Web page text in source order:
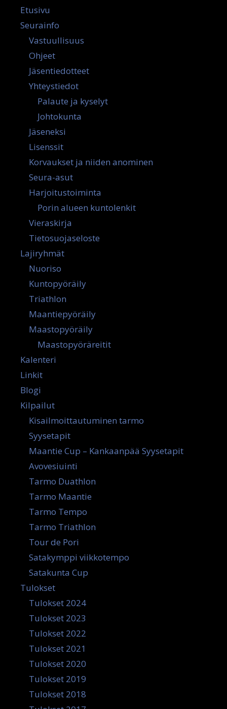
Etusivu
Seurainfo
Vastuullisuus
Ohjeet
Jäsentiedotteet
Yhteystiedot
Palaute ja kyselyt
Johtokunta
Jäseneksi
Lisenssit
Korvaukset ja niiden anominen
Seura-asut
Harjoitustoiminta
Porin alueen kuntolenkit
Vieraskirja
Tietosuojaseloste
Lajiryhmät
Nuoriso
Kuntopyöräily
Triathlon
Maantiepyöräily
Maastopyöräily
Maastopyöräreitit
Kalenteri
Linkit
Blogi
Kilpailut
Kisailmoittautuminen tarmo
Syysetapit
Maantie Cup – Kankaanpää Syysetapit
Avovesiuinti
Tarmo Duathlon
Tarmo Maantie
Tarmo Tempo
Tarmo Triathlon
Tour de Pori
Satakymppi viikkotempo
Satakunta Cup
Tulokset
Tulokset 2024
Tulokset 2023
Tulokset 2022
Tulokset 2021
Tulokset 2020
Tulokset 2019
Tulokset 2018